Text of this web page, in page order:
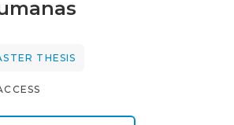
THESIS